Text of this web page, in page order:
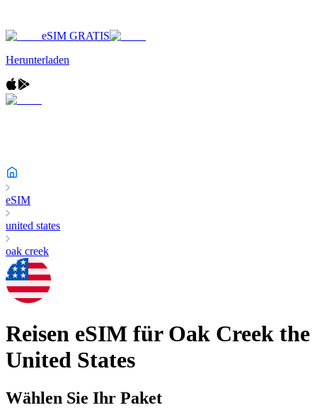
eSIM GRATIS
Herunterladen
eSIM
united states
oak creek
Reisen eSIM für Oak Creek the
United States
Wählen Sie Ihr Paket